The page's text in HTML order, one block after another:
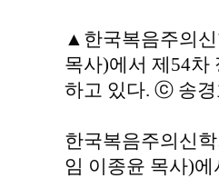
▲한국복음주의
목사)에서 제54차
하고 있다. ⓒ 송경
한국복음주의신
임 이종윤 목사)